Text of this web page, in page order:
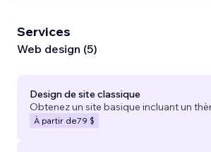
Services
Web design (5)
Design de site classique
Obtenez un site basique incluant un
À partir de79 $